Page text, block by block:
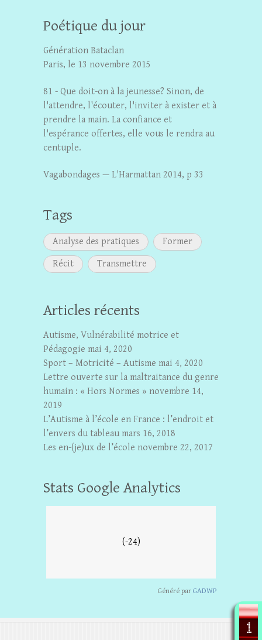
Poétique du jour
Génération Bataclan
Paris, le 13 novembre 2015
81 - Que doit-on à la jeunesse? Sinon, de
l'attendre, l'écouter, l'inviter à exister et à
prendre la main. La confiance et
l'espérance offertes, elle vous le rendra au
centuple.
Vagabondages — L'Harmattan 2014, p 33
Tags
Analyse des pratiques
Former
Récit
Transmettre
Articles récents
Autisme, Vulnérabilité motrice et
Pédagogie mai 4, 2020
Sport – Motricité – Autisme mai 4, 2020
Lettre ouverte sur la maltraitance du genre
humain : « Hors Normes » novembre 14,
2019
L’Autisme à l’école en France : l’endroit et
l’envers du tableau mars 16, 2018
Les en-(je)ux de l’école novembre 22, 2017
Stats Google Analytics
(-24)
Généré par GADWP